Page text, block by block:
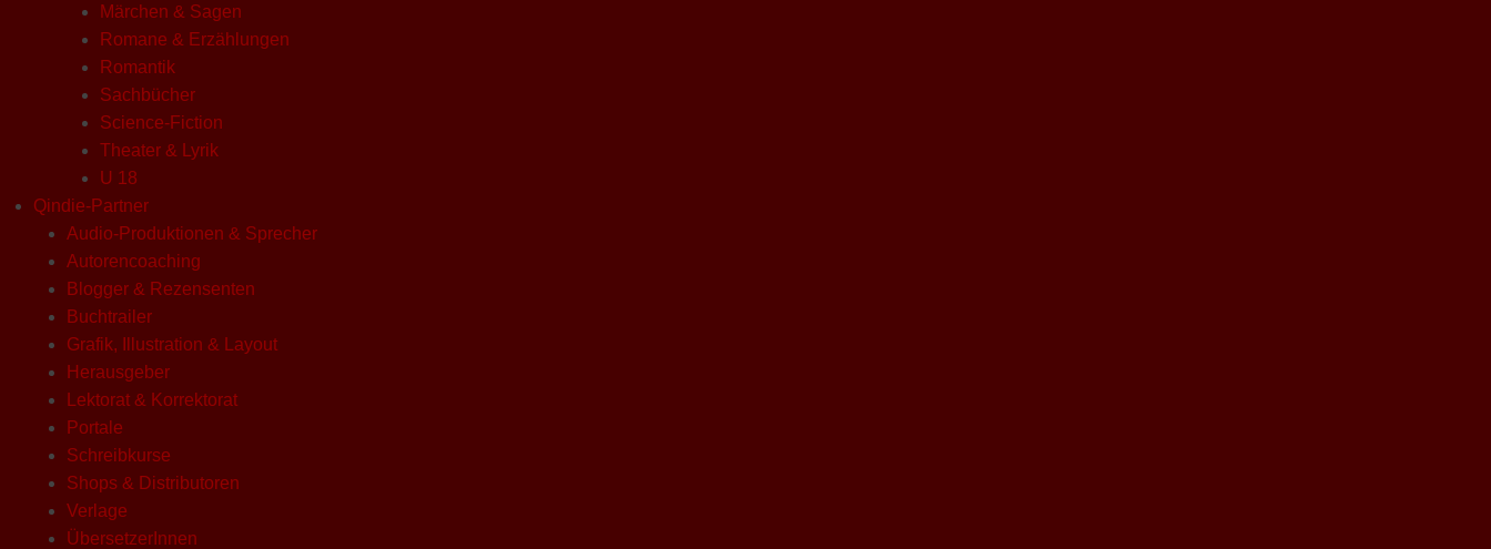
Märchen & Sagen
Romane & Erzählungen
Romantik
Sachbücher
Science-Fiction
Theater & Lyrik
U 18
Qindie-Partner
Audio-Produktionen & Sprecher
Autorencoaching
Blogger & Rezensenten
Buchtrailer
Grafik, Illustration & Layout
Herausgeber
Lektorat & Korrektorat
Portale
Schreibkurse
Shops & Distributoren
Verlage
ÜbersetzerInnen